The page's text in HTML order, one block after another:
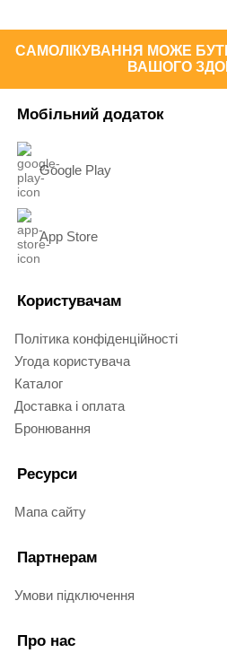
САМОЛІКУВАННЯ МОЖЕ
ВАШОГО
Мобільний додаток
Google Play
App Store
Користувачам
Політика конфіденційності
Угода користувача
Каталог
Доставка і оплата
Бронювання
Ресурси
Мапа сайту
Партнерам
Умови підключення
Про нас